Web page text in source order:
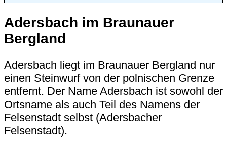
Adersbach im Braunauer
Bergland
Adersbach liegt im Braunauer Bergland nur
einen Steinwurf von der polnischen Grenze
entfernt. Der Name Adersbach ist sowohl der
Ortsname als auch Teil des Namens der
Felsenstadt selbst (Adersbacher
Felsenstadt).